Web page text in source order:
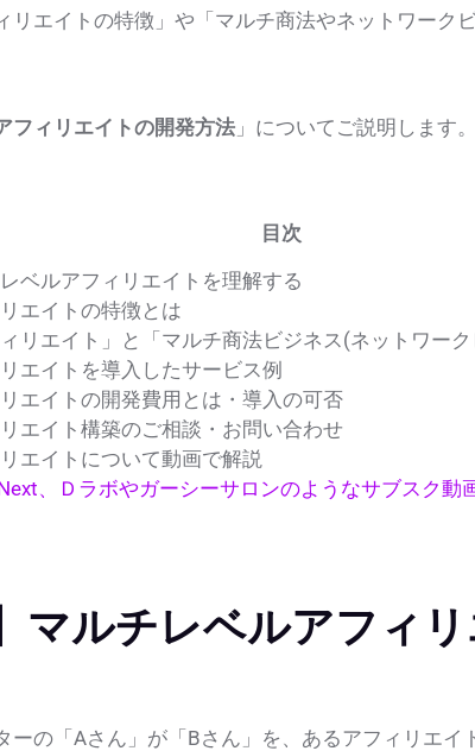
リエイトの特徴」や「マルチ商法やネットワーク
フィリエイトの開発方法 」についてご説明します。
目次
ベルアフィリエイトを理解する
エイトの特徴とは
ィリエイト」と「マルチ商法ビジネス(ネットワー
エイトを導入したサービス例
エイトの開発費用とは・導入の可否
エイト構築のご相談・お問い合わせ
エイトについて動画で解説
、Ｄラボやガーシーサロンのようなサブスク動
マルチレベルアフィ
ーの「Aさん」が「Bさん」を、あるアフィリエイ